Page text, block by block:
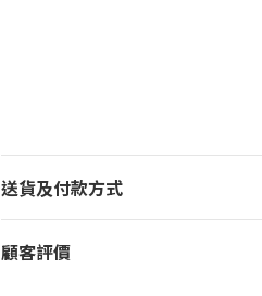
送貨及付款方式
顧客評價